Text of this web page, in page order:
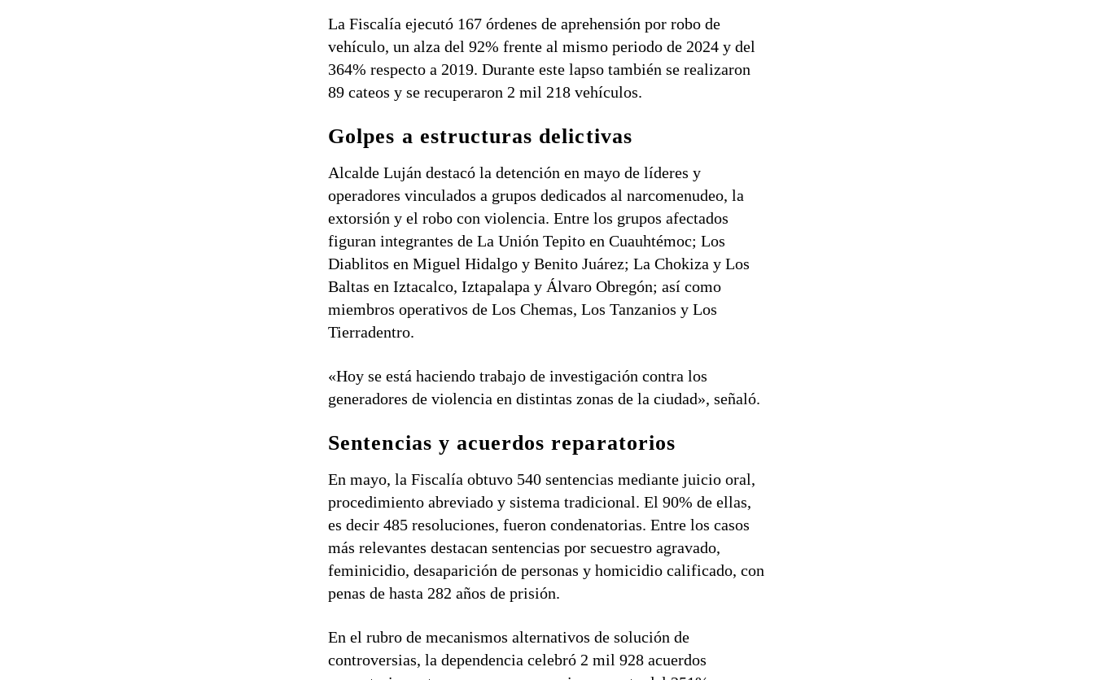
La Fiscalía ejecutó 167 órdenes de aprehensión por robo de
vehículo, un alza del 92% frente al mismo periodo de 2024 y del
364% respecto a 2019. Durante este lapso también se realizaron
89 cateos y se recuperaron 2 mil 218 vehículos.
Golpes a estructuras delictivas
Alcalde Luján destacó la detención en mayo de líderes y
operadores vinculados a grupos dedicados al narcomenudeo, la
extorsión y el robo con violencia. Entre los grupos afectados
figuran integrantes de La Unión Tepito en Cuauhtémoc; Los
Diablitos en Miguel Hidalgo y Benito Juárez; La Chokiza y Los
Baltas en Iztacalco, Iztapalapa y Álvaro Obregón; así como
miembros operativos de Los Chemas, Los Tanzanios y Los
Tierradentro.
«Hoy se está haciendo trabajo de investigación contra los
generadores de violencia en distintas zonas de la ciudad», señaló.
Sentencias y acuerdos reparatorios
En mayo, la Fiscalía obtuvo 540 sentencias mediante juicio oral,
procedimiento abreviado y sistema tradicional. El 90% de ellas,
es decir 485 resoluciones, fueron condenatorias. Entre los casos
más relevantes destacan sentencias por secuestro agravado,
feminicidio, desaparición de personas y homicidio calificado, con
penas de hasta 282 años de prisión.
En el rubro de mecanismos alternativos de solución de
controversias, la dependencia celebró 2 mil 928 acuerdos